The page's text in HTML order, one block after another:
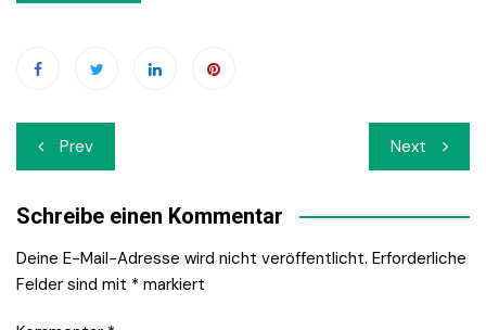
Beitrags-
Navigation
Prev Next
Schreibe einen Kommentar
Deine E-Mail-Adresse wird nicht veröffentlicht. Erforderliche
Felder sind mit * markiert